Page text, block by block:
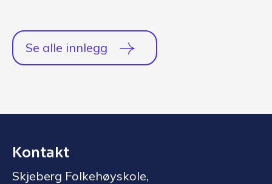
Se alle innlegg
Kontakt
Skjeberg Folkehøyskole,